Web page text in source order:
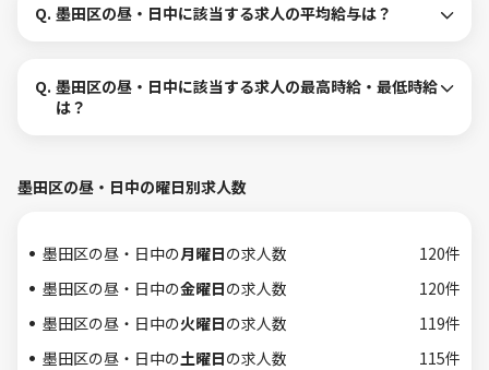
Q. 墨田区の昼・日中に該当する求人の平均給与は？
Q. 墨田区の昼・日中に該当する求人の最高時給・最低時給
は？
墨田区の昼・日中の曜日別求人数
墨田区の昼・日中の月曜日の求人数
120件
墨田区の昼・日中の金曜日の求人数
120件
墨田区の昼・日中の火曜日の求人数
119件
墨田区の昼・日中の土曜日の求人数
115件